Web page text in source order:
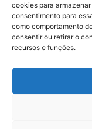
cookies para
consentimento para
como comportamento
consentir ou retirar o
recursos e funções.
E-mail:
Telefone:
Rua do Sau
© 2022 - 2026